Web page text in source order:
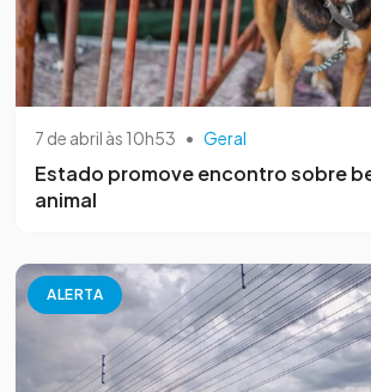
7 de abril às 10h53 • Geral
Estado promove encontro sobre
animal
ALERTA